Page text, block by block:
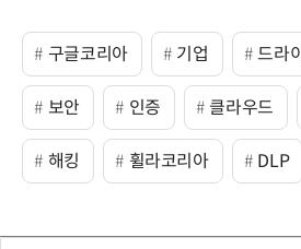
구글코리아 기업 드라이
보안 인증 클라우드
해킹 휠라코리아 DLP